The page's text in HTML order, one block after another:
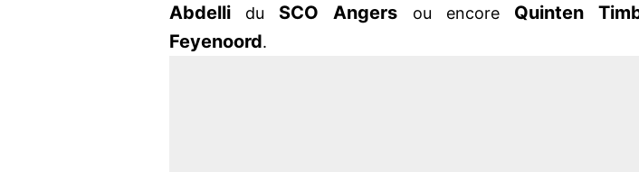
Abdelli
du SCO Angers ou encore Quinten
Feyenoord.